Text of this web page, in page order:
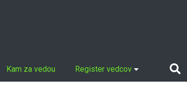
Kam za vedou Register vedcov